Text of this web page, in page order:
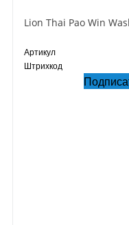
Артикул
Штрихкод